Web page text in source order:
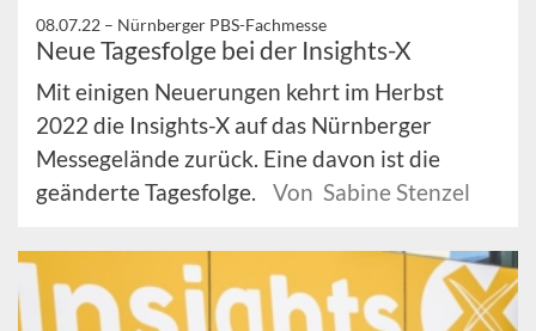
08.07.22 – Nürnberger PBS-Fachmesse
Neue Tagesfolge bei der Insights-X
Mit einigen Neuerungen kehrt im Herbst
2022 die Insights-X auf das Nürnberger
Messegelände zurück. Eine davon ist die
geänderte Tagesfolge.
Von Sabine Stenzel